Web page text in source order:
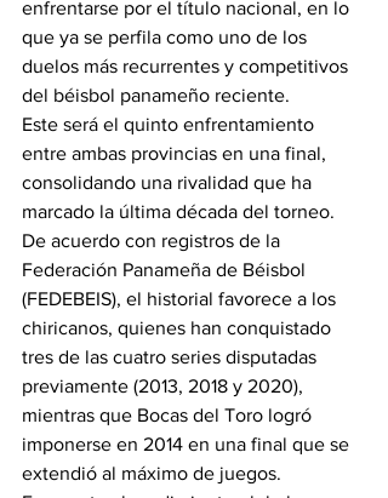
enfrentarse por el título nacional, en lo
que ya se perfila como uno de los
duelos más recurrentes y competitivos
del béisbol panameño reciente.
Este será el quinto enfrentamiento
entre ambas provincias en una final,
consolidando una rivalidad que ha
marcado la última década del torneo.
De acuerdo con registros de la
Federación Panameña de Béisbol
(FEDEBEIS), el historial favorece a los
chiricanos, quienes han conquistado
tres de las cuatro series disputadas
previamente (2013, 2018 y 2020),
mientras que Bocas del Toro logró
imponerse en 2014 en una final que se
extendió al máximo de juegos.